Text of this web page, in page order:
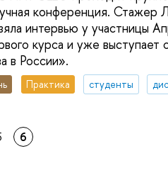
конференция. Стажер
интервью у участницы
курса и уже выступает
в России».
Практика студенты
6